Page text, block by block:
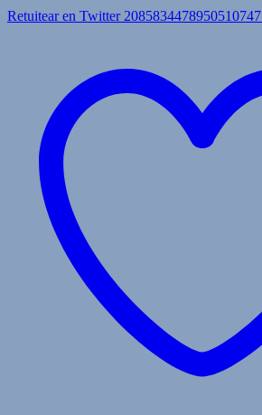
Retuitear en Twitter 2085834478950510747